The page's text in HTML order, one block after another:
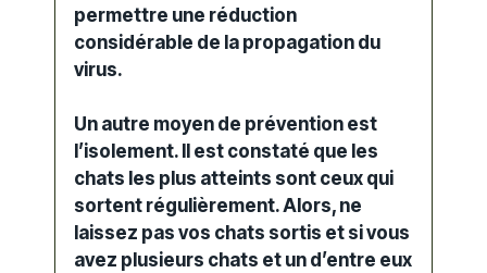
permettre une réduction
considérable de la propagation du
virus.
Un autre moyen de prévention est
l’isolement. Il est constaté que les
chats les plus atteints sont ceux qui
sortent régulièrement. Alors, ne
laissez pas vos chats sortis et si vous
avez plusieurs chats et un d’entre eux